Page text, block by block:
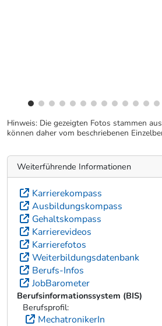
Hinweis: Die gezeigten Fotos stammen
können daher vom beschriebenen
Weiterführende Informationen
Karrierekompass
Ausbildungskompass
Gehaltskompass
Karrierevideos
Karrierefotos
Weiterbildungsdatenbank
Berufs-Infos
JobBarometer
Berufsinformationssystem (BIS)
Berufsprofil:
MechatronikerIn